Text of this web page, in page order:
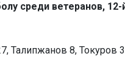
среди ветеранов, 12-
Талипжанов 8, Токуров